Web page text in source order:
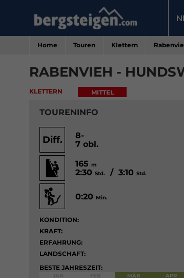
Home Touren Klettern
RABENVIEH -
KLETTERN MITTEL
TOURENINFO
Diff.
8-
7 obl.
165m
2:30Std. / 3:10Std.
0:20 Min.
KONDITION:
KRAFT:
ERFAHRUNG:
LANDSCHAFT:
BESTE JAHRESZEIT:
MÄR APR